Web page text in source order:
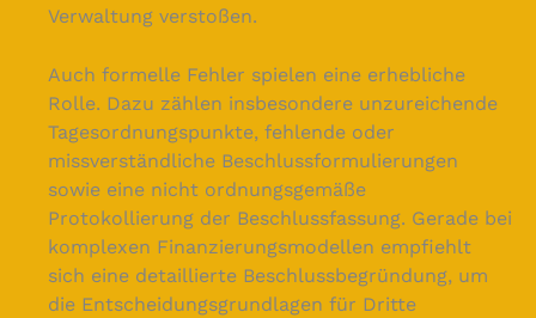
Verwaltung verstoßen.
Auch formelle Fehler spielen eine erhebliche
Rolle. Dazu zählen insbesondere unzureichende
Tagesordnungspunkte, fehlende oder
missverständliche Beschlussformulierungen
sowie eine nicht ordnungsgemäße
Protokollierung der Beschlussfassung. Gerade bei
komplexen Finanzierungsmodellen empfiehlt
sich eine detaillierte Beschlussbegründung, um
die Entscheidungsgrundlagen für Dritte